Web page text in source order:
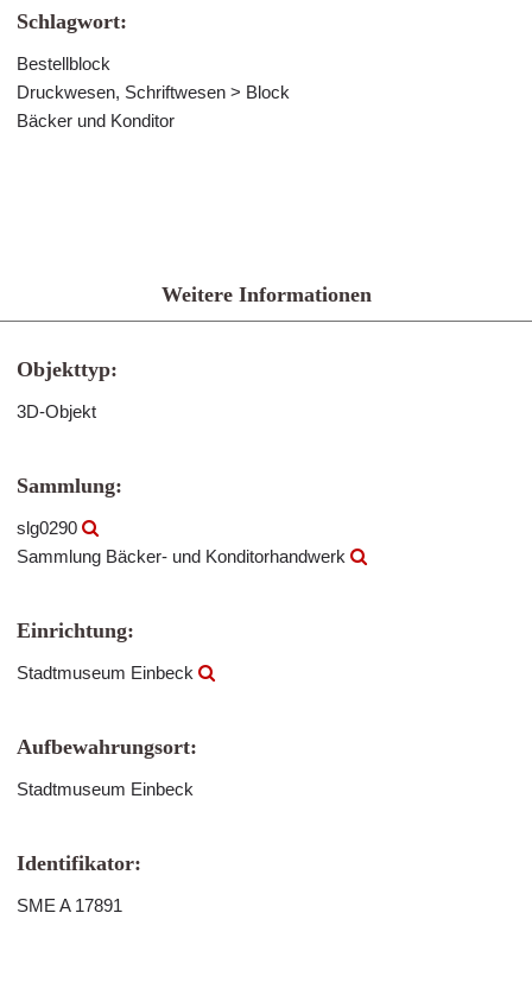
Schlagwort:
Bestellblock
Druckwesen, Schriftwesen > Block
Bäcker und Konditor
Weitere Informationen
Objekttyp:
3D-Objekt
Sammlung:
slg0290
Sammlung Bäcker- und Konditorhandwerk
Einrichtung:
Stadtmuseum Einbeck
Aufbewahrungsort:
Stadtmuseum Einbeck
Identifikator:
SME A 17891